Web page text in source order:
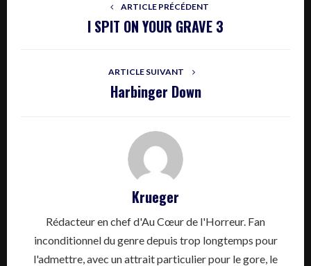
ARTICLE PRÉCÉDENT
I SPIT ON YOUR GRAVE 3
ARTICLE SUIVANT
Harbinger Down
Krueger
Rédacteur en chef d'Au Cœur de l'Horreur. Fan
inconditionnel du genre depuis trop longtemps pour
l'admettre, avec un attrait particulier pour le gore, le